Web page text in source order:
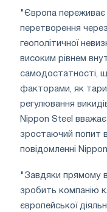
"Європа переживає
перетворення через
геополітичної
високим рівнем
самодостатності,
факторами, як
регулювання
Nippon Steel
зростаючий попит
повідомленні
"Завдяки прямому
зробить компанію
європейської